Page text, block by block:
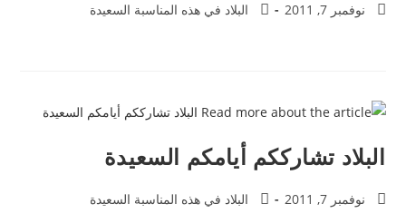
نوفمبر 7, 2011 البلاد في هذه المناسبة السعيدة
البلاد تشارككم أيامكم السعيدة
نوفمبر 7, 2011 البلاد في هذه المناسبة السعيدة